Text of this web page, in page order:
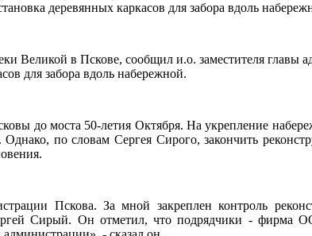
деревянных каркасов для забора вдоль
Великой в Пскове, сообщил и.о. заместителя
для забора вдоль набережной.
до моста 50-летия Октября. На укрепление
Однако, по словам Сергея Сирого, закончить
Пскова. За мной закреплен контроль
Сирый. Он отметил, что подрядчики - фирма